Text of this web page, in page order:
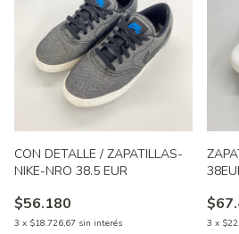
CON DETALLE / ZAPATILLAS-
NIKE-NRO 38.5 EUR
$56.180
3 x $18.726,67 sin interés 3 x